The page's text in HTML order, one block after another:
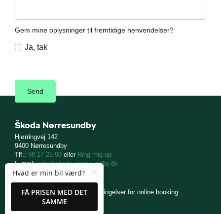
Gem mine oplysninger til fremtidige henvendelser?
Ja, tak
Škoda Nørresundby
Hjørringvej 142
9400 Nørresundby
Tlf.: 98 17 25 99 eller Ring mig op
E-mail:salg@skoda-norresundby.dk
CVR: 20001690
skoda.dk Cookiepolitik
Betingelser for online booking
Privatlivspolitik
×
Hvad er min bil værd?
FÅ PRISEN MED DET
SAMME